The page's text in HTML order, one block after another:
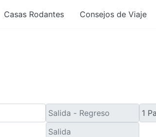
Casas Rodantes Consejos de Viaje